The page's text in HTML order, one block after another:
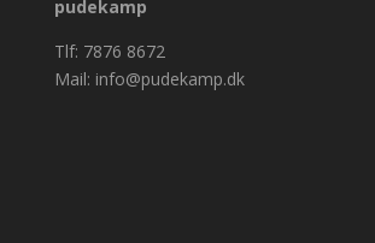
pudekamp
Tlf: 7876 8672
Mail: info@pudekamp.dk